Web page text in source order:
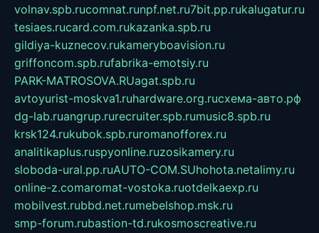
volnav.spb.rucomnat.runpf.net.ru7bit.pp.rukalugatur.ru
tesiaes.rucard.com.rukazanka.spb.ru
gildiya-kuznecov.rukameryboavision.ru
griffoncom.spb.rufabrika-emotsiy.ru
PARK-MATROSOVA.RUagat.spb.ru
avtoyurist-moskva1.ruhardware.org.ruсхема-авто.рф
dg-lab.ruangrup.rurecruiter.spb.rumusic8.spb.ru
krsk124.rukubok.spb.ruromanofforex.ru
analitikaplus.ruspyonline.ruzosikamery.ru
sloboda-ural.pp.ruAUTO-COM.SUhohota.netalimy.ru
online-z.comaromat-vostoka.ruotdelkaexp.ru
mobilvest.rubbd.net.rumebelshop.msk.ru
smp-forum.rubastion-td.rukosmoscreative.ru